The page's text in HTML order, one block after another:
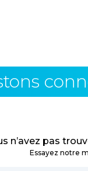
n’avez pas
Essayez notre